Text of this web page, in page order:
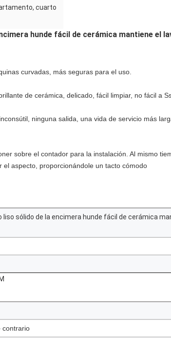
cuarto
hunde fácil de cerámica mantiene el
curvadas, más seguras para el uso.
de cerámica, delicado, fácil limpiar, no fácil a
ninguna salida, una vida de servicio más
sobre el contador para la instalación. Al mismo
el aspecto, proporcionándole un tacto cómodo
liso sólido de la encimera hunde fácil de cerámica
contrario